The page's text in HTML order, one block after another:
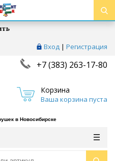
Вход | Регистрация
+7 (383) 263-17-80
Корзина
Ваша корзина пуста
в Новосибирске